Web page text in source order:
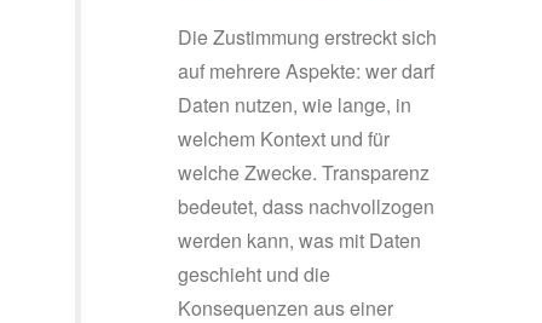
Die Zustimmung erstreckt sich
auf mehrere Aspekte: wer darf
Daten nutzen, wie lange, in
welchem Kontext und für
welche Zwecke. Transparenz
bedeutet, dass nachvollzogen
werden kann, was mit Daten
geschieht und die
Konsequenzen aus einer